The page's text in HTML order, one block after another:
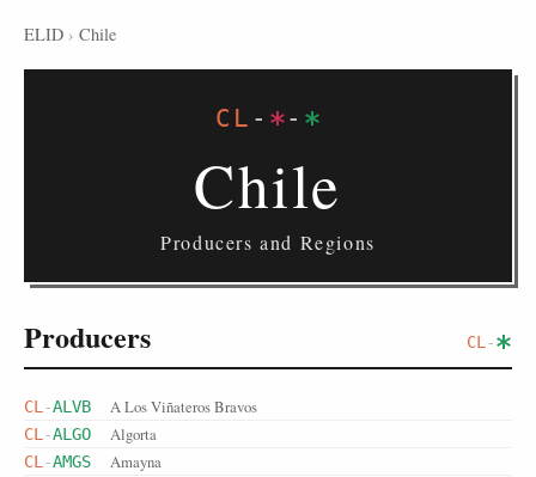
ELID › Chile
CL - -
Chile
Producers and Regions
Producers CL -
CL -ALVB A Los Viñateros Bravos
CL -ALGO Algorta
CL -AMGS Amayna